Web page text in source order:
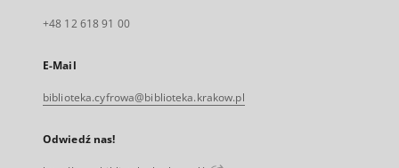
+48 12 618 91 00
E-Mail
biblioteka.cyfrowa@biblioteka.krakow.pl
Odwiedź nas!